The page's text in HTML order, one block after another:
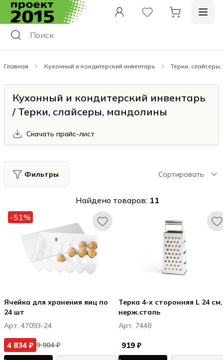
Главная Кухонный и кондитерский инвентарь Терки,
Кухонный и кондитерский инвентарь
/ Терки, слайсеры, мандолины
Скачать прайс-лист
Фильтры Сортировать
Найдено товаров: 11
-51%
Ячейка для хранения яиц по
24 шт
Арт. 47093-24
4 834 ₽ 9 904 ₽
Терка 4-х сторонняя L 24 см,
нерж.cталь
Арт. 7448
919 ₽